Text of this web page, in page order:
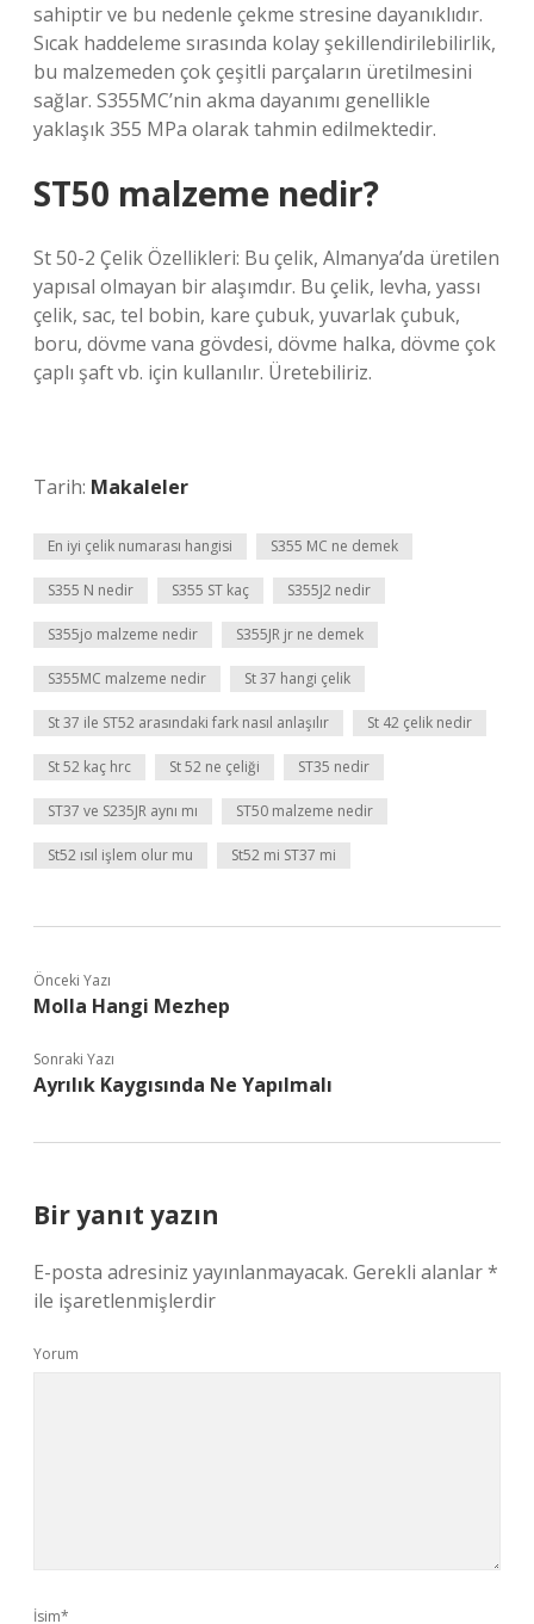
sahiptir ve bu nedenle çekme stresine dayanıklıdır.
Sıcak haddeleme sırasında kolay şekillendirilebilirlik,
bu malzemeden çok çeşitli parçaların üretilmesini
sağlar. S355MC’nin akma dayanımı genellikle
yaklaşık 355 MPa olarak tahmin edilmektedir.
ST50 malzeme nedir?
St 50-2 Çelik Özellikleri: Bu çelik, Almanya’da üretilen
yapısal olmayan bir alaşımdır. Bu çelik, levha, yassı
çelik, sac, tel bobin, kare çubuk, yuvarlak çubuk,
boru, dövme vana gövdesi, dövme halka, dövme çok
çaplı şaft vb. için kullanılır. Üretebiliriz.
Tarih: Makaleler
En iyi çelik numarası hangisi S355 MC ne demek
S355 N nedir S355 ST kaç S355J2 nedir
S355jo malzeme nedir S355JR jr ne demek
S355MC malzeme nedir St 37 hangi çelik
St 37 ile ST52 arasındaki fark nasıl anlaşılır St 42 çelik nedir
St 52 kaç hrc St 52 ne çeliği ST35 nedir
ST37 ve S235JR aynı mı ST50 malzeme nedir
St52 ısıl işlem olur mu St52 mi ST37 mi
Önceki Yazı
Molla Hangi Mezhep
Sonraki Yazı
Ayrılık Kaygısında Ne Yapılmalı
Bir yanıt yazın
E-posta adresiniz yayınlanmayacak. Gerekli alanlar*
ile işaretlenmişlerdir
Yorum
İsim*